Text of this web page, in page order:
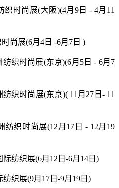
时尚展(大阪)(4月9日 - 4月11
展(6月4日 -6月7日 )
时尚展(东京)(6月5日 - 6月7
时尚展(东京)( 11月27日- 11
织时尚展(12月17日 - 12月19
织展(6月12日-6月14日)
织展(9月17日-9月19日)